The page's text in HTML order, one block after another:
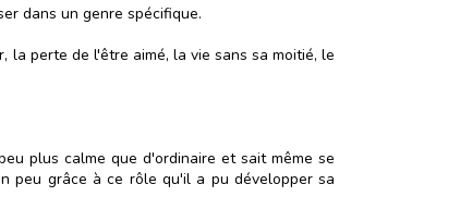
dans un genre spécifique.
la perte de l'être aimé, la vie sans sa moitié, le
plus calme que d'ordinaire et sait même se
peu grâce à ce rôle qu'il a pu développer sa